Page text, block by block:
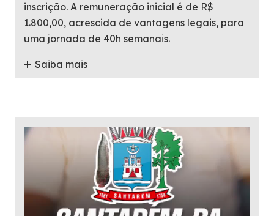
inscrição. A remuneração inicial é de R$
1.800,00, acrescida de vantagens legais, para
uma jornada de 40h semanais.
Saiba mais